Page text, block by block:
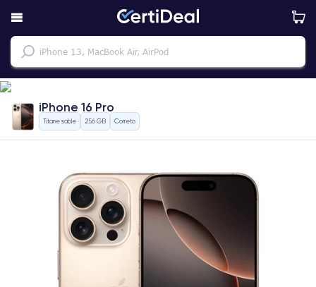
iPhone 16 Pro
Titane sable 256 GB Correto